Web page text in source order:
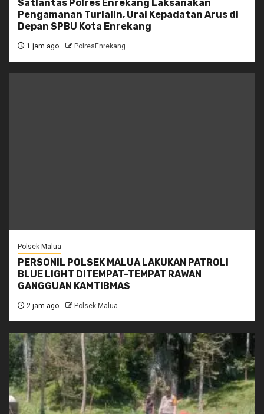
Satlantas Polres Enrekang Laksanakan
Pengamanan Turlalin, Urai Kepadatan Arus di
Depan SPBU Kota Enrekang
1 jam ago PolresEnrekang
Polsek Malua
PERSONIL POLSEK MALUA LAKUKAN PATROLI
BLUE LIGHT DITEMPAT-TEMPAT RAWAN
GANGGUAN KAMTIBMAS
2 jam ago Polsek Malua